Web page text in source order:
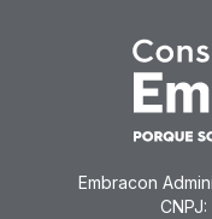
Embracon
CNPJ: